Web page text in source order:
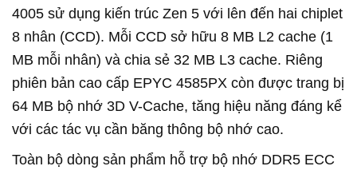
4005 sử dụng kiến trúc Zen 5 với lên đến hai chiplet
8 nhân (CCD). Mỗi CCD sở hữu 8 MB L2 cache (1
MB mỗi nhân) và chia sẻ 32 MB L3 cache. Riêng
phiên bản cao cấp EPYC 4585PX còn được trang bị
64 MB bộ nhớ 3D V-Cache, tăng hiệu năng đáng kể
với các tác vụ cần băng thông bộ nhớ cao.
Toàn bộ dòng sản phẩm hỗ trợ bộ nhớ DDR5 ECC